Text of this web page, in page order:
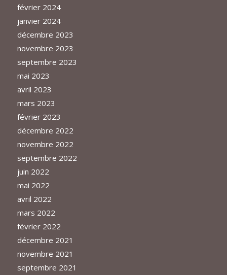
février 2024
janvier 2024
décembre 2023
novembre 2023
septembre 2023
mai 2023
avril 2023
mars 2023
février 2023
décembre 2022
novembre 2022
septembre 2022
juin 2022
mai 2022
avril 2022
mars 2022
février 2022
décembre 2021
novembre 2021
septembre 2021